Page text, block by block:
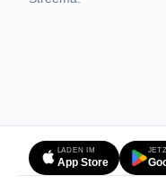
LADEN IM
App Store